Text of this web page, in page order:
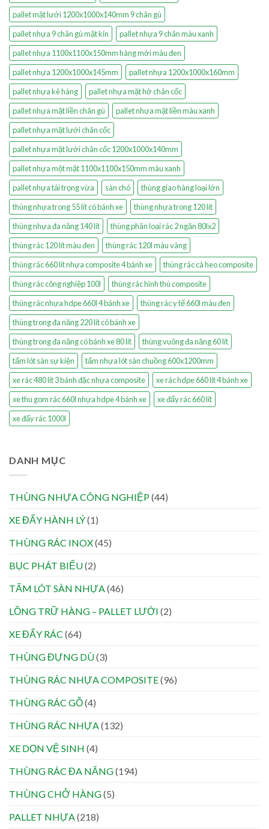
pallet mặt lưới 1200x1000x140mm 9 chân gù
pallet nhựa 9 chân gù mặt kín
pallet nhựa 9 chân màu xanh
pallet nhựa 1100x1100x150mm hàng mới màu đen
pallet nhựa 1200x1000x145mm
pallet nhựa 1200x1000x160mm
pallet nhựa kê hàng
pallet nhựa mặt hở chân cốc
pallet nhựa mặt liền chân gù
pallet nhựa mặt liền màu xanh
pallet nhựa mặt lưới chân cốc
pallet nhựa mặt lưới chân cốc 1200x1000x140mm
pallet nhựa một mặt 1100x1100x150mm màu xanh
pallet nhựa tải trọng vừa
sàn chó
thùng giao hàng loại lớn
thùng nhựa trong 55 lít có bánh xe
thùng nhựa trong 120 lít
thùng nhựa đa năng 140 lít
thùng phân loại rác 2 ngăn 80lx2
thùng rác 120 lít màu đen
thùng rác 120l màu vàng
thùng rác 660 lít nhựa composite 4 bánh xe
thùng rác cà heo composite
thùng rác công nghiệp 100l
thùng rác hình thú composite
thùng rác nhựa hdpe 660l 4 bánh xe
thùng rác y tế 660l màu đen
thùng trong đa năng 220 lít có bánh xe
thùng trong đa năng có bánh xe 80 lít
thùng vuông đa năng 60 lít
tấm lót sàn sự kiện
tấm nhựa lót sàn chuồng 600x1200mm
xe rác 480 lít 3 bánh đặc nhựa composite
xe rác hdpe 660 lít 4 bánh xe
xe thu gom rác 660l nhựa hdpe 4 bánh xe
xe đẩy rác 660 lít
xe đẩy rác 1000l
DANH MỤC
THÙNG NHỰA CÔNG NGHIỆP(44)
XE ĐẨY HÀNH LÝ(1)
THÙNG RÁC INOX(45)
BỤC PHÁT BIỂU(2)
TẤM LÓT SÀN NHỰA (46)
LỒNG TRỮ HÀNG – PALLET LƯỚI (2)
XE ĐẨY RÁC (64)
THÙNG ĐỰNG DÙ(3)
THÙNG RÁC NHỰA COMPOSITE(96)
THÙNG RÁC GỖ(4)
THÙNG RÁC NHỰA (132)
XE DỌN VỆ SINH (4)
THÙNG RÁC ĐA NĂNG(194)
THÙNG CHỞ HÀNG(5)
PALLET NHỰA (218)